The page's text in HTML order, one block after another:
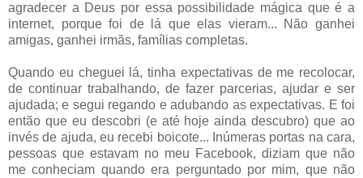
agradecer a Deus por essa possibilidade mágica que é a
internet, porque foi de lá que elas vieram... Não ganhei
amigas, ganhei irmãs, famílias completas.
Quando eu cheguei lá, tinha expectativas de me recolocar,
de continuar trabalhando, de fazer parcerias, ajudar e ser
ajudada; e segui regando e adubando as expectativas. E foi
então que eu descobri (e até hoje ainda descubro) que ao
invés de ajuda, eu recebi boicote... Inúmeras portas na cara,
pessoas que estavam no meu Facebook, diziam que não
me conheciam quando era perguntado por mim, que não